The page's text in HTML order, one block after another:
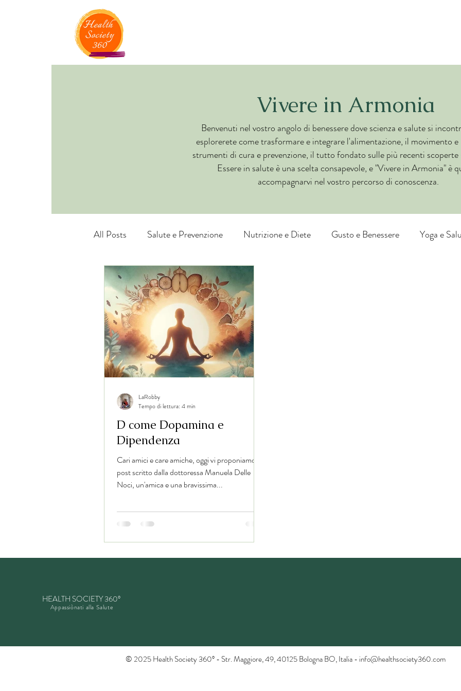
Vivere in Armonia
Benvenuti nel vostro angolo di benessere dove scienza e salute si
esplorerete come trasformare e integrare l'alimentazione, il movimento
strumenti di cura e prevenzione, il tutto fondato sulle più recenti
Essere in salute è una scelta consapevole, e "Vivere in Armonia" è
accompagnarvi nel vostro percorso di conoscenza.
All Posts Salute e Prevenzione Nutrizione e Diete Gusto e Benessere Yoga e
D come Dopamina e
Dipendenza
Cari amici e care amiche, oggi vi proponiamo un
post scritto dalla dottoressa Manuela Delle
Noci, un'amica e una bravissima...
LaRobby
Tempo di lettura: 4 min
HEALTH SOCIETY 360°
Appassiònati alla Salute
© 2025 Health Society 360° - Str. Maggiore, 49, 40125 Bologna BO, Italia - info@healthsociety360.com